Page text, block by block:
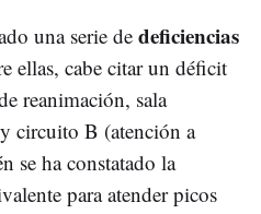
una serie de deficiencias
ellas, cabe citar un déficit
reanimación, sala
circuito B (atención a
se ha constatado la
para atender picos